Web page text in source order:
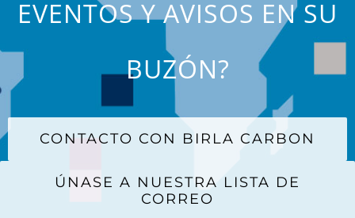
EVENTOS Y AVISOS EN SU
BUZÓN?
CONTACTO CON BIRLA CARBON
ÚNASE A NUESTRA LISTA DE
CORREO